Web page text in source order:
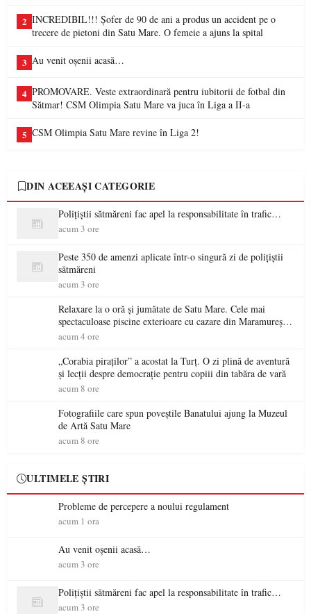
2 INCREDIBIL!!! Șofer de 90 de ani a produs un accident pe o
trecere de pietoni din Satu Mare. O femeie a ajuns la spital
3 Au venit oșenii acasă…
4 PROMOVARE. Veste extraordinară pentru iubitorii de fotbal din
Sătmar! CSM Olimpia Satu Mare va juca în Liga a II-a
5 CSM Olimpia Satu Mare revine în Liga 2!
DIN ACEEAȘI CATEGORIE
Polițiștii sătmăreni fac apel la responsabilitate în trafic…
acum 3 ore
Peste 350 de amenzi aplicate într-o singură zi de polițiștii
sătmăreni
acum 3 ore
Relaxare la o oră și jumătate de Satu Mare. Cele mai
spectaculoase piscine exterioare cu cazare din Maramureș,
ideale pentru o escapadă de vară
acum 4 ore
„Corabia piraților” a acostat la Turț. O zi plină de aventură
și lecții despre democrație pentru copiii din tabăra de vară
acum 8 ore
Fotografiile care spun poveștile Banatului ajung la Muzeul
de Artă Satu Mare
acum 8 ore
ULTIMELE ȘTIRI
Probleme de percepere a noului regulament
acum 1 ora
Au venit oșenii acasă…
acum 3 ore
Polițiștii sătmăreni fac apel la responsabilitate în trafic…
acum 3 ore